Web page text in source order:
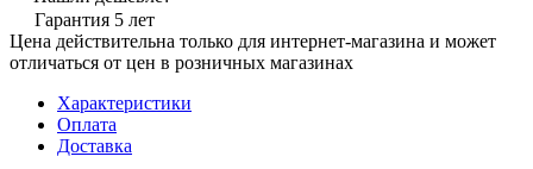
Гарантия 5 лет
Цена действительна только для интернет-магазина и может
отличаться от цен в розничных магазинах
Характеристики
Оплата
Доставка